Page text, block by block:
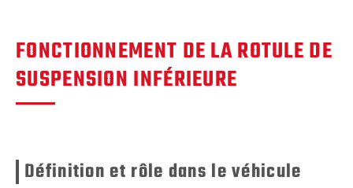
FONCTIONNEMENT DE LA ROTULE DE
SUSPENSION INFÉRIEURE
Définition et rôle dans le véhicule